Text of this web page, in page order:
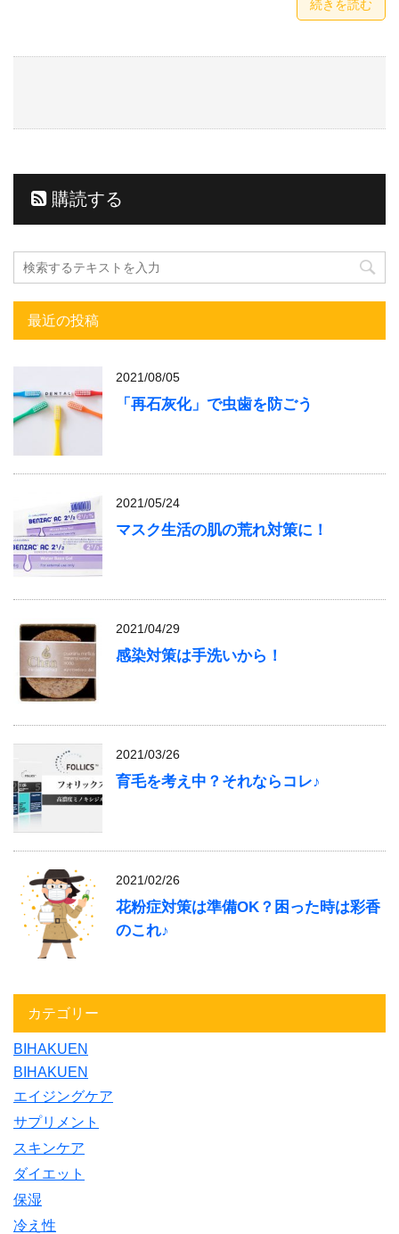
続きを読む
購読する
最近の投稿
2021/08/05
「再石灰化」で虫歯を防ごう
2021/05/24
マスク生活の肌の荒れ対策に！
2021/04/29
感染対策は手洗いから！
2021/03/26
育毛を考え中？それならコレ♪
2021/02/26
花粉症対策は準備OK？困った時は彩香
のこれ♪
カテゴリー
BIHAKUEN
BIHAKUEN
エイジングケア
サプリメント
スキンケア
ダイエット
保湿
冷え性